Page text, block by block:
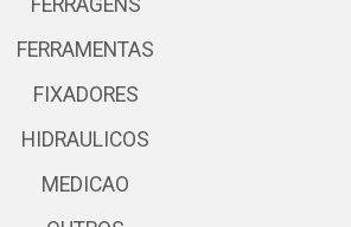
FERRAGENS
FERRAMENTAS
FIXADORES
HIDRAULICOS
MEDICAO